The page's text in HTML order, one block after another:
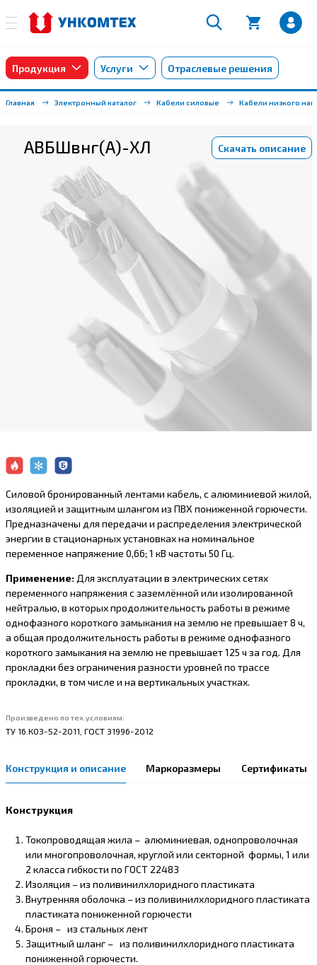
Продукция Услуги Отраслевые решения
Главная Электронный каталог Кабели силовые Кабели низкого
АВБШвнг(А)-ХЛ Скачать описание
Силовой бронированный лентами кабель, с алюминиевой жилой,
изоляцией и защитным шлангом из ПВХ пониженной горючести.
Предназначены для передачи и распределения электрической
энергии в стационарных установках на номинальное
переменное напряжение 0,66; 1 кВ частоты 50 Гц.
Применение:Для эксплуатации в электрических сетях
переменного напряжения с заземлённой или изолированной
нейтралью, в которых продолжительность работы в режиме
однофазного короткого замыкания на землю не превышает 8 ч,
а общая продолжительность работы в режиме однофазного
короткого замыкания на землю не превышает 125 ч за год. Для
прокладки без ограничения разности уровней по трассе
прокладки, в том числе и на вертикальных участках.
Произведено по тех.условиям:
ТУ 16.К03-52-2011, ГОСТ 31996-2012
Конструкция и описание Маркоразмеры Сертификаты
Конструкция
Токопроводящая жила – алюминиевая, однопроволочная
или многопроволочная, круглой или секторной формы, 1 или
2 класса гибкости по ГОСТ 22483
Изоляция – из поливинилхлоридного пластиката
Внутренняя оболочка – из поливинилхлоридного пластиката
пластиката пониженной горючести
Броня – из стальных лент
Защитный шланг – из поливинилхлоридного пластиката
пониженной горючести.